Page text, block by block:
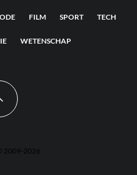
FILM SPORT TECH
WETENSCHAP
2009-2026